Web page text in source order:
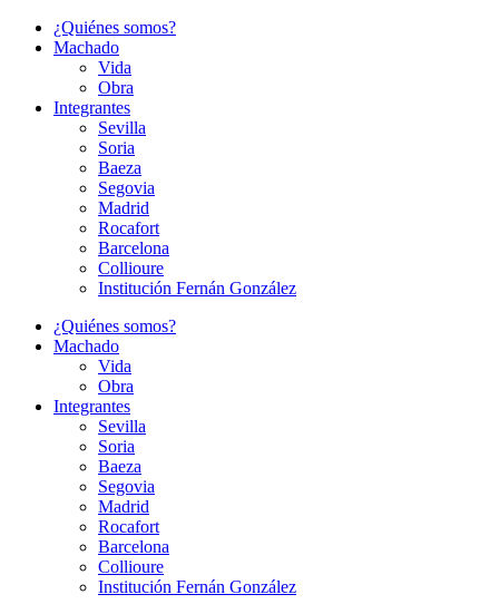
¿Quiénes somos?
Machado
Vida
Obra
Integrantes
Sevilla
Soria
Baeza
Segovia
Madrid
Rocafort
Barcelona
Collioure
Institución Fernán González
¿Quiénes somos?
Machado
Vida
Obra
Integrantes
Sevilla
Soria
Baeza
Segovia
Madrid
Rocafort
Barcelona
Collioure
Institución Fernán González